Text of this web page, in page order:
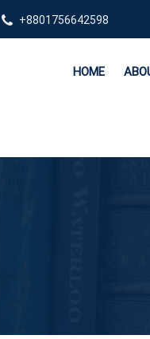
+8801756642598
HOME